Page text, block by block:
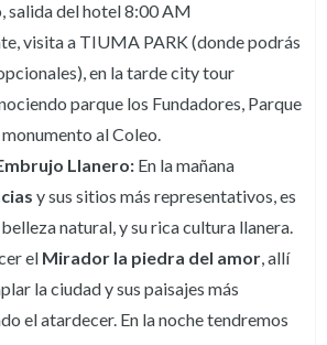
salida del hotel 8:00 AM
visita a TIUMA PARK (donde podrás
en la tarde city tour
parque los Fundadores, Parque
al Coleo.
Llanero: En la mañana
y sus sitios más representativos, es
natural, y su rica cultura llanera.
el Mirador la piedra del amor, allí
la ciudad y sus paisajes más
el atardecer. En la noche tendremos